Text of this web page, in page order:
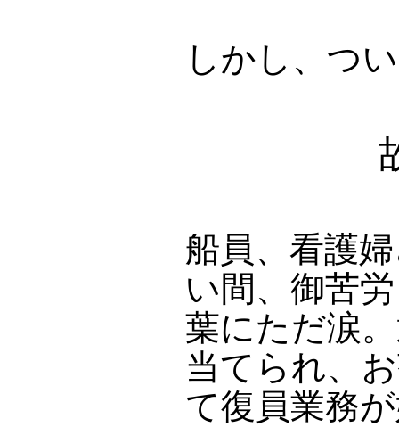
しかし、つ
船員、看護
い間、御苦
葉にただ涙
当てられ、
て復員業務